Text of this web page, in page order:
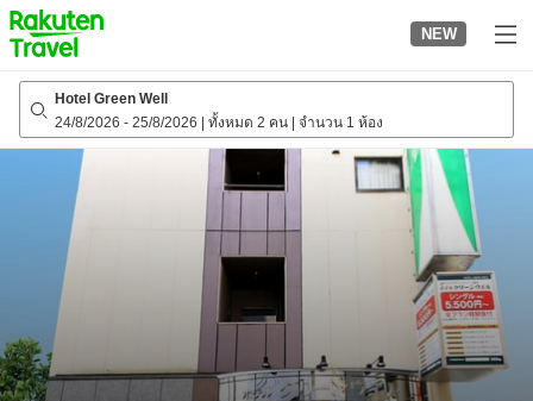
to
top
page
NEW
Hotel Green Well
24/8/2026 - 25/8/2026 ทั้งหมด 2 คน จำนวน 1 ห้อง